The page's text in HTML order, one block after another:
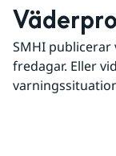
SMHI
fredagar. Eller